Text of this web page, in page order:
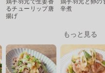
るチューリップ唐
揚げ
辛煮
もっと見る